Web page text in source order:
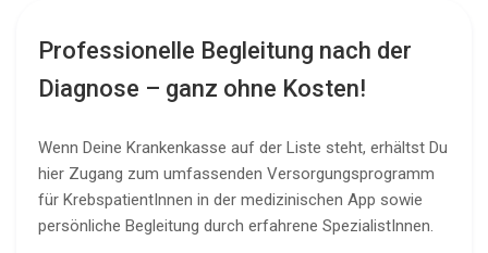
Professionelle Begleitung nach der
Diagnose – ganz ohne Kosten!
Wenn Deine Krankenkasse auf der Liste steht, erhältst Du
hier Zugang zum umfassenden Versorgungsprogramm
für KrebspatientInnen in der medizinischen App sowie
persönliche Begleitung durch erfahrene SpezialistInnen.